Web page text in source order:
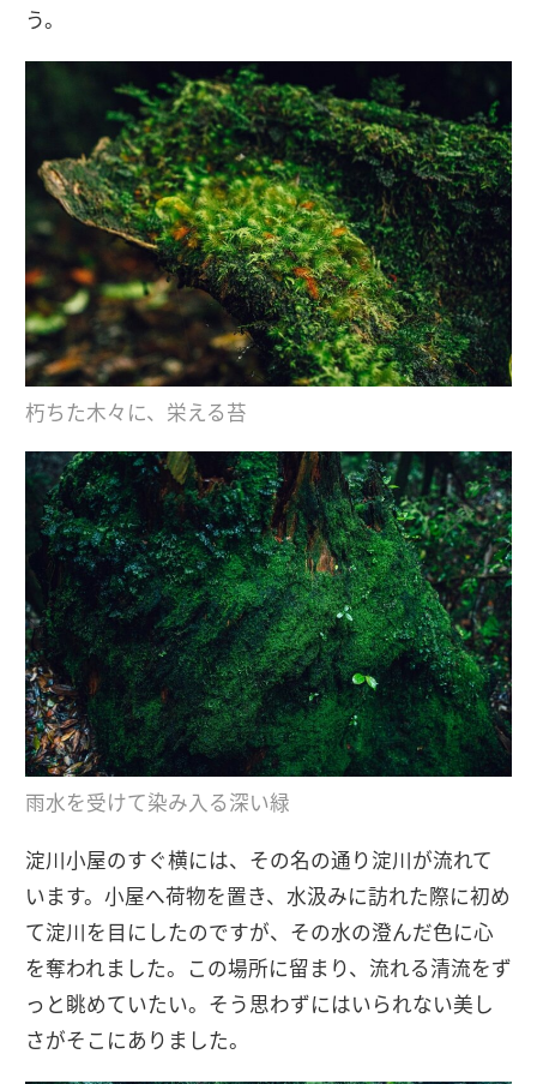
う。
朽ちた木々に、栄える苔
雨水を受けて染み入る深い緑
淀川小屋のすぐ横には、その名の通り淀川が流れて
います。小屋へ荷物を置き、水汲みに訪れた際に初め
て淀川を目にしたのですが、その水の澄んだ色に心
を奪われました。この場所に留まり、流れる清流をず
っと眺めていたい。そう思わずにはいられない美し
さがそこにありました。